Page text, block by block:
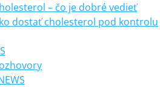
– čo je dobré vedieť
dostať cholesterol pod kontrolu